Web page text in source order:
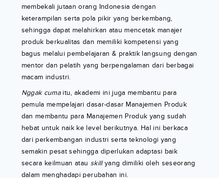
membekali jutaan orang Indonesia dengan
keterampilan serta pola pikir yang berkembang,
sehingga dapat melahirkan atau mencetak manajer
produk berkualitas dan memiliki kompetensi yang
bagus melalui pembelajaran & praktik langsung dengan
mentor dan pelatih yang berpengalaman dari berbagai
macam industri.
Nggak cumaitu, akademi ini juga membantu para
pemula mempelajari dasar-dasar Manajemen Produk
dan membantu para Manajemen Produk yang sudah
hebat untuk naik ke level berikutnya. Hal ini berkaca
dari perkembangan industri serta teknologi yang
semakin pesat sehingga diperlukan adaptasi baik
secara keilmuan atau skillyang dimiliki oleh seseorang
dalam menghadapi perubahan ini.